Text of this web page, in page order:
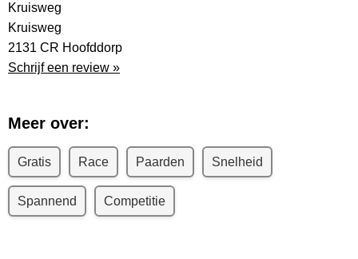
Kruisweg
Kruisweg
2131 CR Hoofddorp
Schrijf een review »
Meer over:
Gratis Race Paarden Snelheid
Spannend Competitie